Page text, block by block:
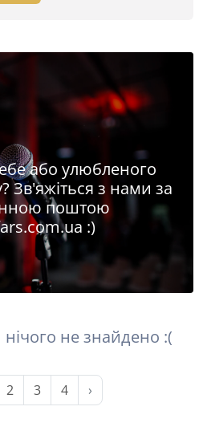
або улюбленого
Зв'яжіться з нами за
поштою
:)
не знайдено :(
2 3 4 ›